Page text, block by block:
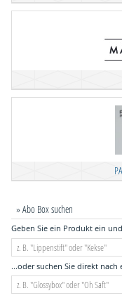
» Abo Box suchen
Geben Sie ein Produkt ein
...oder suchen Sie direkt